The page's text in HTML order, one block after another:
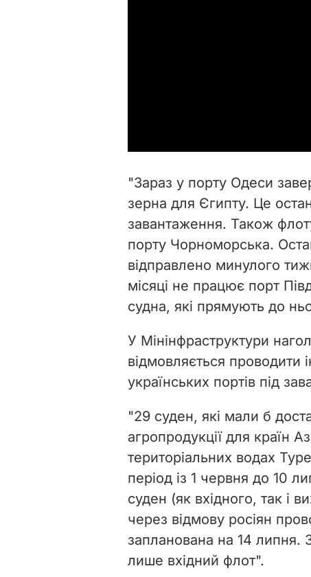
"Зараз у порту Одеси
зерна для Єгипту. Це
завантаження. Також
порту Чорноморська.
відправлено минулого
місяці не працює порт
судна, які прямують до
У Мінінфраструктури
відмовляється проводити
українських портів під
"29 суден, які мали б
агропродукції для країн
територіальних водах
період із 1 червня до 10
суден (як вхідного, так і
через відмову росіян
запланована на 14 липня.
лише вхідний флот".